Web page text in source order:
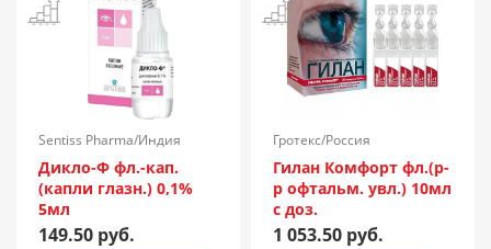
Sentiss Pharma/Индия
Дикло-Ф фл.-кап.
(капли глазн.) 0,1%
5мл
149.50 руб.
Гротекс/Россия
Гилан Комфорт фл.(р-
р офтальм. увл.) 10мл
с доз.
1 053.50 руб.